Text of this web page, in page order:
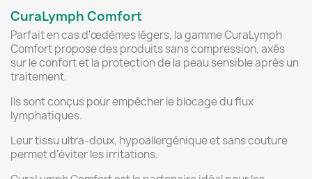
CuraLymph Comfort
Parfait en cas d'œdèmes légers, la gamme CuraLymph
Comfort propose des produits sans compression, axés
sur le confort et la protection de la peau sensible après un
traitement.
Ils sont conçus pour empêcher le blocage du flux
lymphatiques.
Leur tissu ultra-doux, hypoallergénique et sans couture
permet d'éviter les irritations.